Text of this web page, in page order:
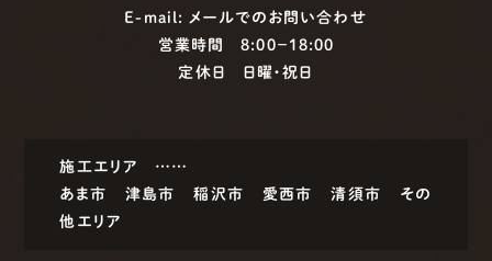
E-mail: メールでのお問い合わせ
営業時間 8:00−18:00
定休日 日曜・祝日
施工エリア ……
あま市
津島市 稲沢市 愛西市 清須市
その
他エリア